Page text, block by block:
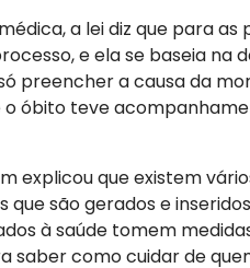
a lei diz que para
e ela se baseia na
preencher a causa da
o óbito teve
explicou que existem
que são gerados e
à saúde tomem
saber como cuidar de